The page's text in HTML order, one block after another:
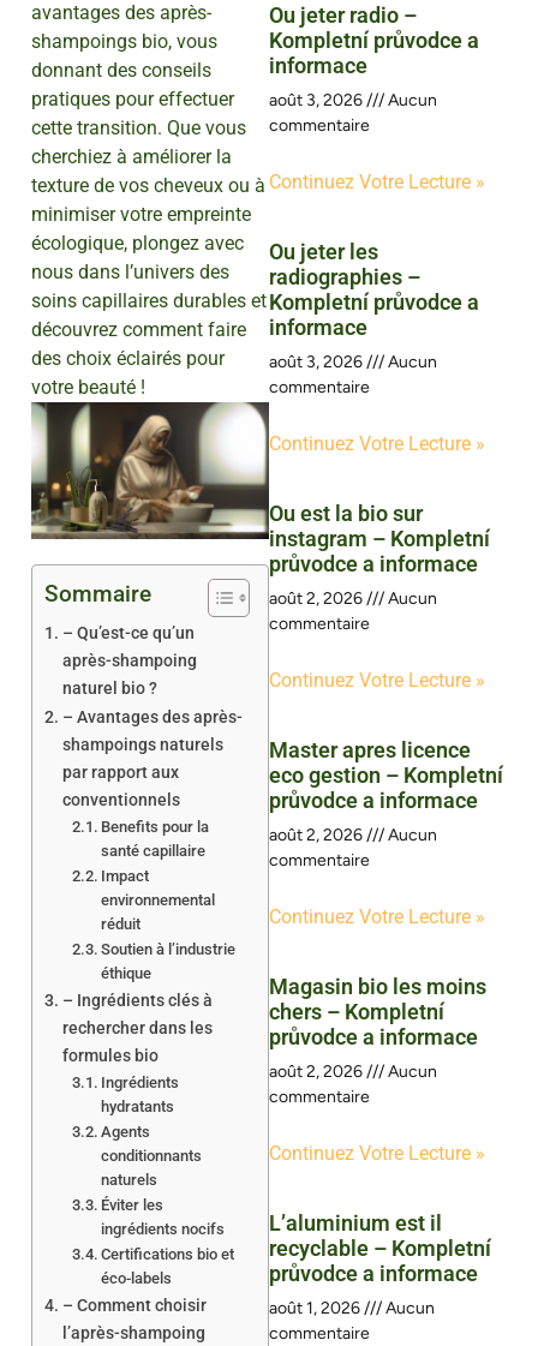
avantages des après-
shampoings bio, vous
donnant des conseils
pratiques pour effectuer
cette transition. Que vous
cherchiez à améliorer la
texture de vos cheveux ou à
minimiser votre empreinte
écologique, plongez avec
nous dans l’univers des
soins capillaires durables et
découvrez comment faire
des choix éclairés pour
votre beauté !
Sommaire
– Qu’est-ce qu’un
après-shampoing
naturel bio ?
– Avantages des après-
shampoings naturels
par rapport aux
conventionnels
Benefits pour la
santé capillaire
Impact
environnemental
réduit
Soutien à l’industrie
éthique
– Ingrédients clés à
rechercher dans les
formules bio
Ingrédients
hydratants
Agents
conditionnants
naturels
Éviter les
ingrédients nocifs
Certifications bio et
éco-labels
– Comment choisir
l’après-shampoing
Ou jeter radio –
Kompletní průvodce a
informace
août 3, 2026
Aucun
commentaire
Continuez Votre Lecture »
Ou jeter les
radiographies –
Kompletní průvodce a
informace
août 3, 2026
Aucun
commentaire
Continuez Votre Lecture »
Ou est la bio sur
instagram – Kompletní
průvodce a informace
août 2, 2026
Aucun
commentaire
Continuez Votre Lecture »
Master apres licence
eco gestion – Kompletní
průvodce a informace
août 2, 2026
Aucun
commentaire
Continuez Votre Lecture »
Magasin bio les moins
chers – Kompletní
průvodce a informace
août 2, 2026
Aucun
commentaire
Continuez Votre Lecture »
L’aluminium est il
recyclable – Kompletní
průvodce a informace
août 1, 2026
Aucun
commentaire